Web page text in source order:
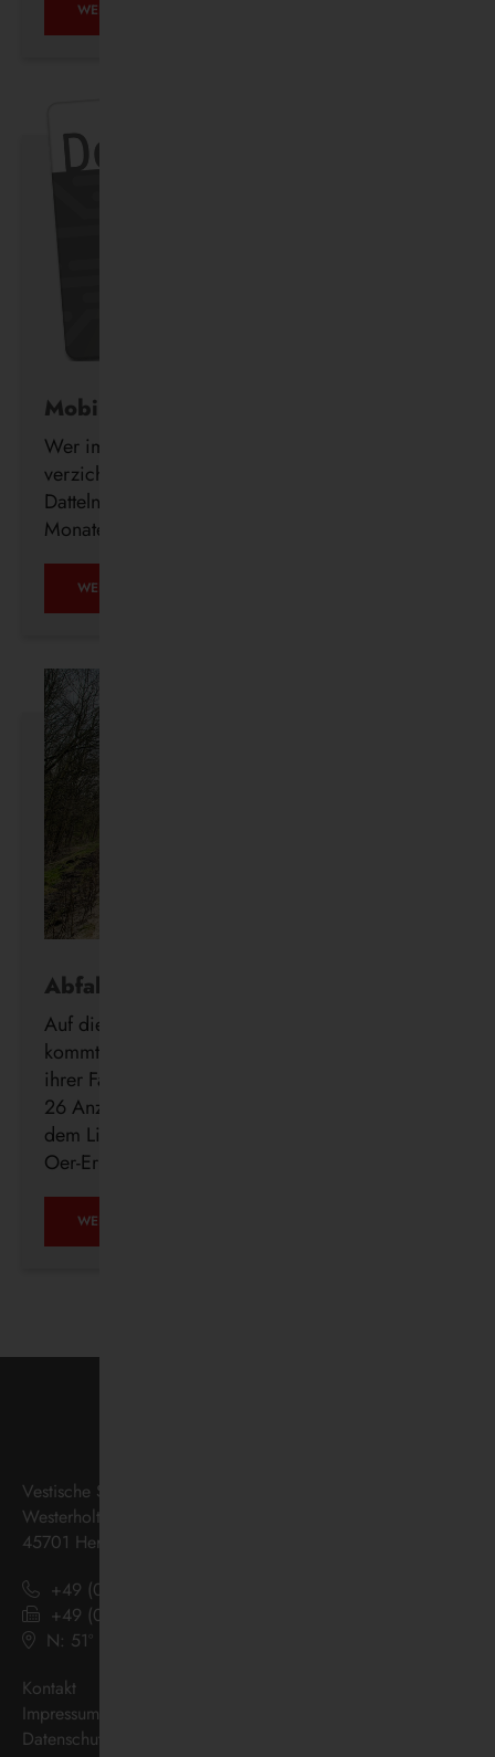
WEITERLESEN …
Mobil ohne Auto
Wer im Alter freiwillig auf seinen Führerschein
verzichtet, erhält ab sofort auch in Waltrop und
Datteln kostenlos ein DeutschlandTicket für drei
Monate.
WEITERLESEN …
Abfahrt in Echtzeit
Auf die Minute genau wissen, wann der Bus
kommt: Die Vestische forciert die Digitalisierung
ihrer Fahrgastinformation mit der Installation von
26 Anzeigern der neuen DFI light-Systeme auf
dem Linienweg des SB24 in Recklinghausen,
Oer-Erkenschwick, Datteln und Waltrop.
WEITERLESEN …
Vestische Straßenbahnen GmbH
Westerholter Straße 550
45701 Herten
+49 (0) 2366 186 - 0
+49 (0) 2366 186 - 444
N: 51º 36’ 38“ E: 07º 08’ 07“
Kontakt
Impressum
Datenschutz